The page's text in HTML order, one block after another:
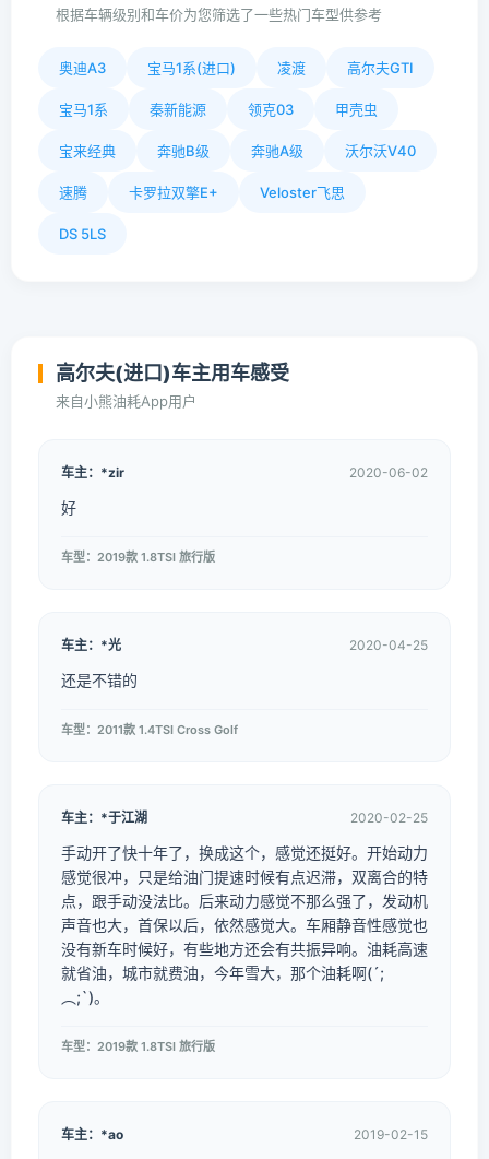
根据车辆级别和车价为您筛选了一些热门车型供参考
奥迪A3 宝马1系(进口) 凌渡 高尔夫GTI
宝马1系 秦新能源 领克03 甲壳虫
宝来经典 奔驰B级 奔驰A级 沃尔沃V40
速腾 卡罗拉双擎E+ Veloster飞思
DS 5LS
高尔夫(进口)车主用车感受
来自小熊油耗App用户
车主：*zir 2020-06-02
好
车型：2019款 1.8TSI 旅行版
车主：*光 2020-04-25
还是不错的
车型：2011款 1.4TSI Cross Golf
车主：*于江湖 2020-02-25
手动开了快十年了，换成这个，感觉还挺好。开始动力
感觉很冲，只是给油门提速时候有点迟滞，双离合的特
点，跟手动没法比。后来动力感觉不那么强了，发动机
声音也大，首保以后，依然感觉大。车厢静音性感觉也
没有新车时候好，有些地方还会有共振异响。油耗高速
就省油，城市就费油，今年雪大，那个油耗啊(´;
︵;`)。
车型：2019款 1.8TSI 旅行版
车主：*ao 2019-02-15